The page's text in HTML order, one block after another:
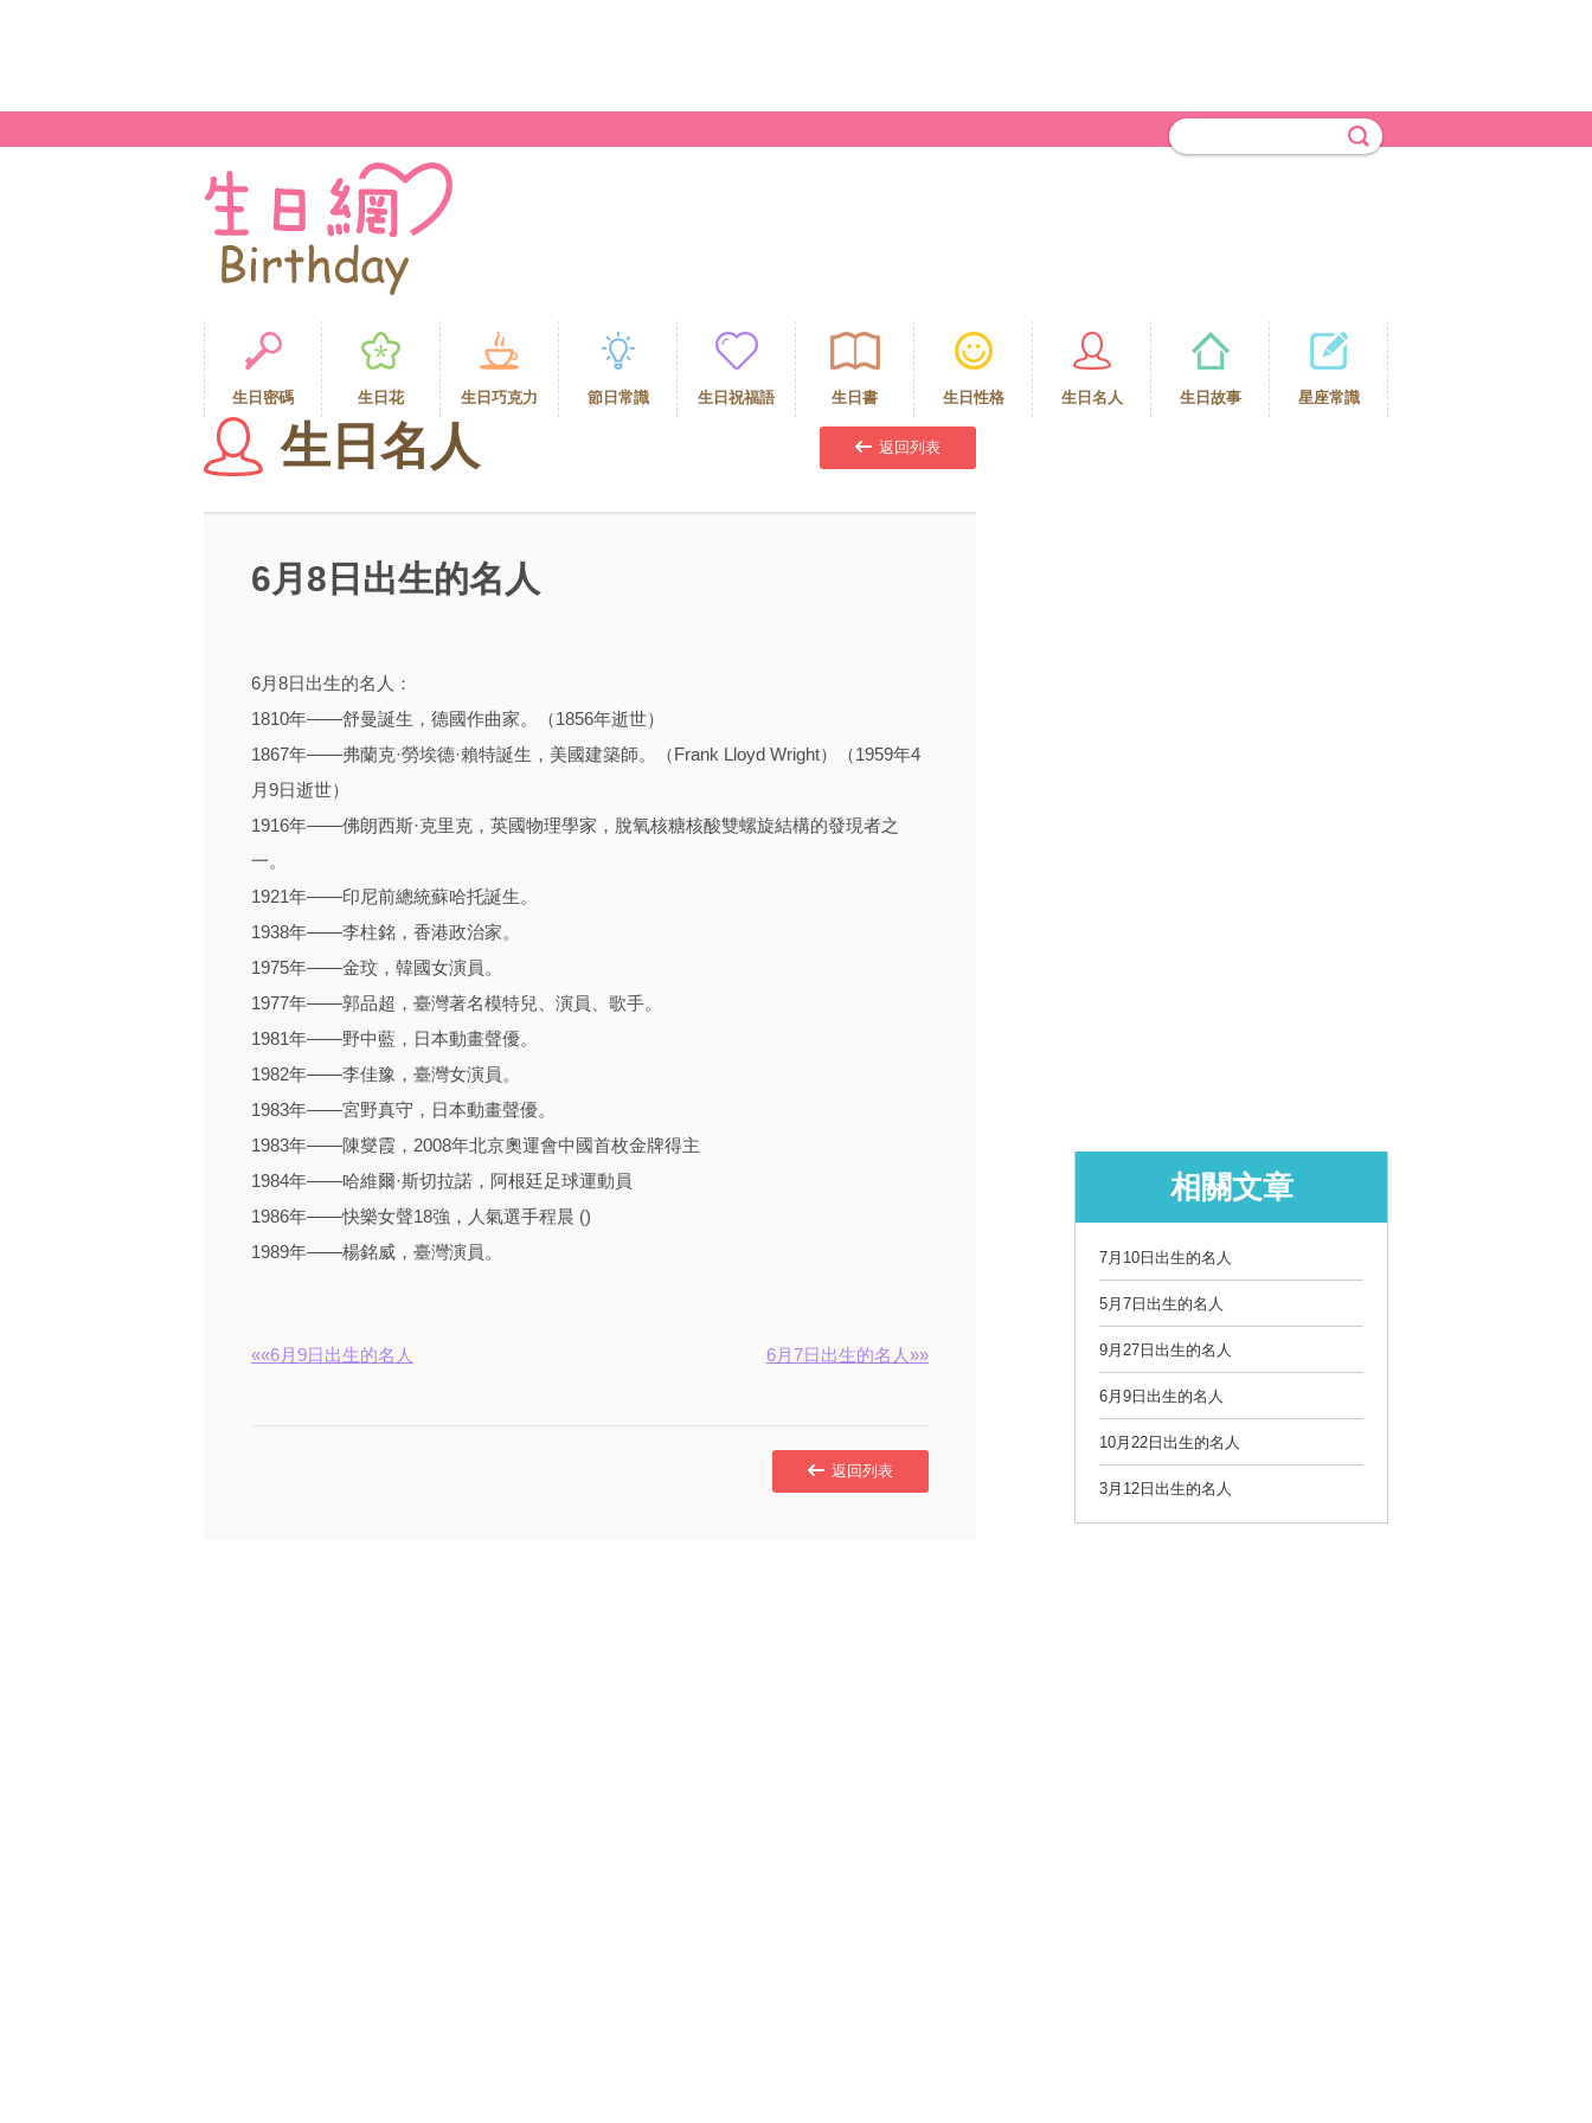
生日密碼 生日花 生日巧克力 節日常識 生日祝福語 生日書 生日性格 生日名人 生日故事 星座常識
生日名人 返回列表
6月8日出生的名人
6月8日出生的名人：
1810年——舒曼誕生，德國作曲家。（1856年逝世）
1867年——弗蘭克·勞埃德·賴特誕生，美國建築師。（Frank Lloyd Wright）（1959年4
月9日逝世）
1916年——佛朗西斯·克里克，英國物理學家，脫氧核糖核酸雙螺旋結構的發現者之
一。
1921年——印尼前總統蘇哈托誕生。
1938年——李柱銘，香港政治家。
1975年——金玟，韓國女演員。
1977年——郭品超，臺灣著名模特兒、演員、歌手。
1981年——野中藍，日本動畫聲優。
1982年——李佳豫，臺灣女演員。
1983年——宮野真守，日本動畫聲優。
1983年——陳燮霞，2008年北京奧運會中國首枚金牌得主
1984年——哈維爾·斯切拉諾，阿根廷足球運動員
1986年——快樂女聲18強，人氣選手程晨 ()
1989年——楊銘威，臺灣演員。
««6月9日出生的名人 6月7日出生的名人»»
返回列表
相關文章
7月10日出生的名人
5月7日出生的名人
9月27日出生的名人
6月9日出生的名人
10月22日出生的名人
3月12日出生的名人